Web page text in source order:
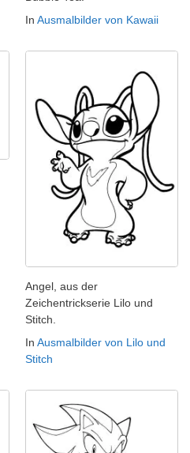
In Ausmalbilder von Kawaii
Angel, aus der
Zeichentrickserie Lilo und
Stitch.
In Ausmalbilder von Lilo und
Stitch